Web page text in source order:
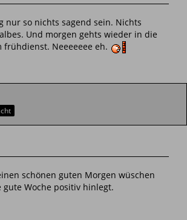
nur so nichts sagend sein. Nichts
Und morgen gehts wieder in die
frühdienst. Neeeeeee eh.
schönen guten Morgen wüschen
Woche positiv hinlegt.